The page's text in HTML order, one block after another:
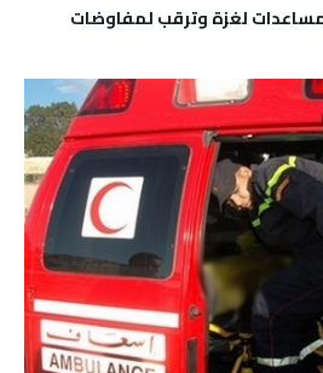
لغزة وترقب لمفاوضات